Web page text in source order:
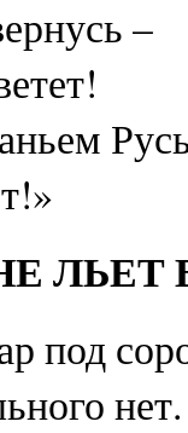
–
под
нет.